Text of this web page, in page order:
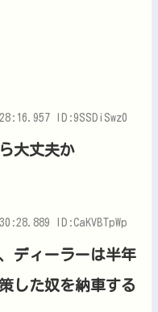
ID:9SSDiSwz0
大丈夫か
ID:CaKVBTpWp
ディーラーは半年
した奴を納車する